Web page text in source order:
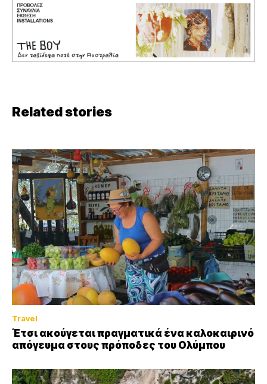
Related stories
Travel
Έτσι ακούγεται πραγματικά ένα καλοκαιρινό
απόγευμα στους πρόποδες του Ολύμπου